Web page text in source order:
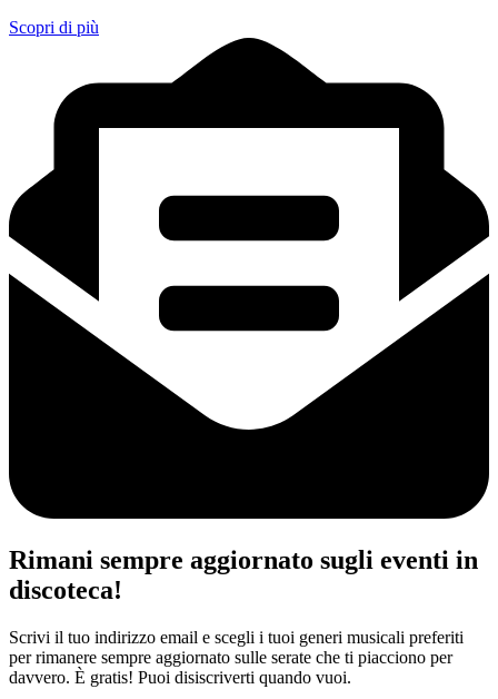
Scopri di più
Rimani sempre aggiornato sugli eventi in
discoteca!
Scrivi il tuo indirizzo email e scegli i tuoi generi musicali preferiti
per rimanere sempre aggiornato sulle serate che ti piacciono per
davvero. È gratis! Puoi disiscriverti quando vuoi.